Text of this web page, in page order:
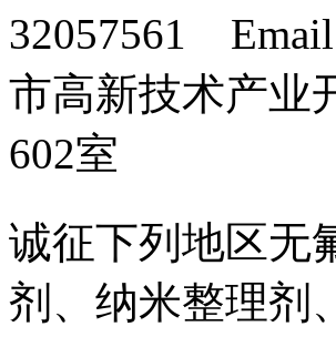
32057561
市高新技术产业
602室
诚征下列地区无
剂、纳米整理剂